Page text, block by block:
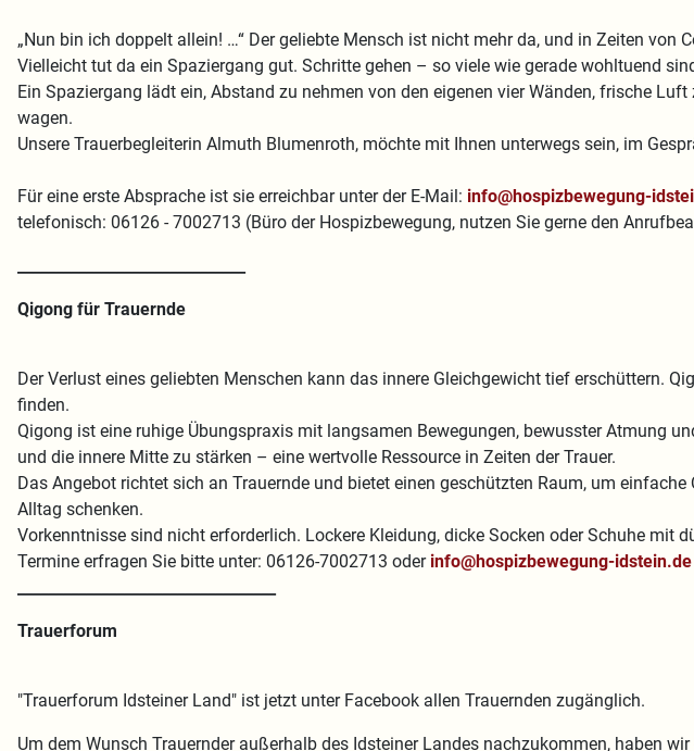
„Nun bin ich doppelt allein! …“ Der geliebte Mensch ist nicht mehr da, und in Zeiten
Vielleicht tut da ein Spaziergang gut. Schritte gehen – so viele wie gerade wohltuend
Ein Spaziergang lädt ein, Abstand zu nehmen von den eigenen vier Wänden, frische
wagen.
Unsere Trauerbegleiterin Almuth Blumenroth, möchte mit Ihnen unterwegs sein, im
Für eine erste Absprache ist sie erreichbar unter der E-Mail: info@hospizbewegung-
telefonisch: 06126 - 7002713 (Büro der Hospizbewegung, nutzen Sie gerne den
Qigong für Trauernde
Der Verlust eines geliebten Menschen kann das innere Gleichgewicht tief erschüttern.
finden.
Qigong ist eine ruhige Übungspraxis mit langsamen Bewegungen, bewusster Atmung
und die innere Mitte zu stärken – eine wertvolle Ressource in Zeiten der Trauer.
Das Angebot richtet sich an Trauernde und bietet einen geschützten Raum, um
Alltag schenken.
Vorkenntnisse sind nicht erforderlich. Lockere Kleidung, dicke Socken oder Schuhe mit
Termine erfragen Sie bitte unter: 06126-7002713 oder info@hospizbewegung-idstein.de
Trauerforum
"Trauerforum Idsteiner Land" ist jetzt unter Facebook allen Trauernden zugänglich.
Um dem Wunsch Trauernder außerhalb des Idsteiner Landes nachzukommen, haben